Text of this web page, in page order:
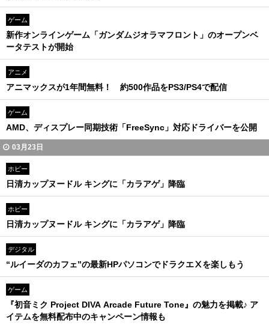
ゲーム
新作オンラインゲーム「ガンダムジオラマフロント」のオープンベ
ータテストが開始
アニメ
アニマックスが1年間無料！ 約500作品をPS3/PS4で配信
ゲーム
AMD、ディスプレー同期技術「FreeSync」対応ドライバーを公開
03月23日
ホビー
日清カップヌードル キングに「カラアゲ」降臨
ホビー
日清カップヌードル キングに「カラアゲ」降臨
デジタル
“ルイーダのカフェ”の最新HPパソコンでドラクエⅩを楽しもう
ゲーム
『初音ミク Project DIVA Arcade Future Tone』の魅力を掲載♪ ア
イテムを無料配布中のキャンペーン情報も